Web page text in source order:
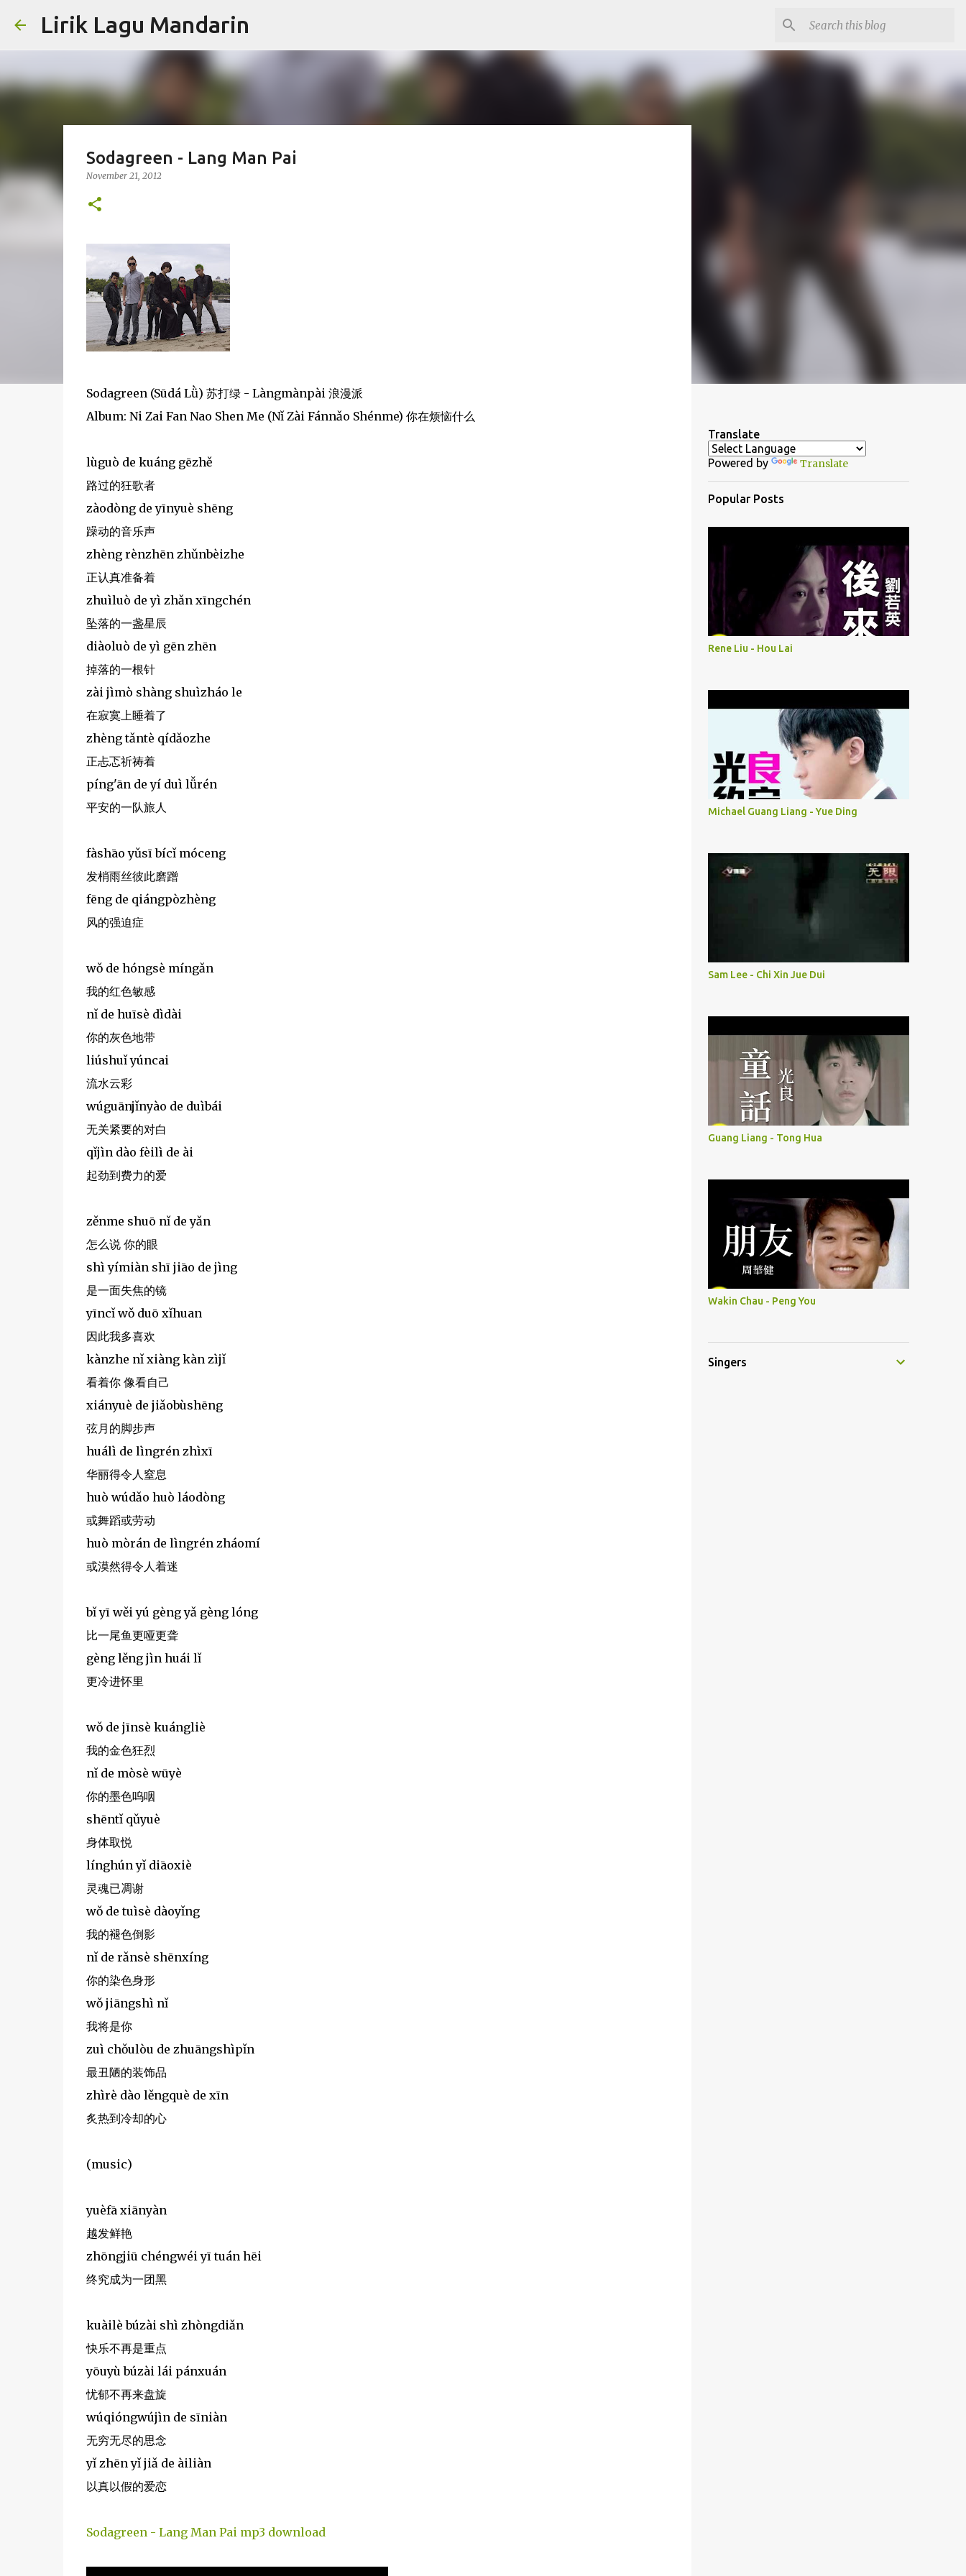
Lirik Lagu Mandarin
Sodagreen - Lang Man Pai
November 21, 2012
Sodagreen (Sūdá Lǜ) 苏打绿 - Làngmànpài 浪漫派
Album: Ni Zai Fan Nao Shen Me (Nǐ Zài Fánnǎo Shénme) 你在烦恼什么
lùguò de kuáng gēzhě
路过的狂歌者
zàodòng de yīnyuè shēng
躁动的音乐声
zhèng rènzhēn zhǔnbèizhe
正认真准备着
zhuìluò de yì zhǎn xīngchén
坠落的一盏星辰
diàoluò de yì gēn zhēn
掉落的一根针
zài jìmò shàng shuìzháo le
在寂寞上睡着了
zhèng tǎntè qídǎozhe
正忐忑祈祷着
píng'ān de yí duì lǚrén
平安的一队旅人
fàshāo yǔsī bícǐ móceng
发梢雨丝彼此磨蹭
fēng de qiángpòzhèng
风的强迫症
wǒ de hóngsè míngǎn
我的红色敏感
nǐ de huīsè dìdài
你的灰色地带
liúshuǐ yúncai
流水云彩
wúguānjǐnyào de duìbái
无关紧要的对白
qǐjìn dào fèilì de ài
起劲到费力的爱
zěnme shuō nǐ de yǎn
怎么说 你的眼
shì yímiàn shī jiāo de jìng
是一面失焦的镜
yīncǐ wǒ duō xǐhuan
因此我多喜欢
kànzhe nǐ xiàng kàn zìjǐ
看着你 像看自己
xiányuè de jiǎobùshēng
弦月的脚步声
huálì de lìngrén zhìxī
华丽得令人窒息
huò wúdǎo huò láodòng
或舞蹈或劳动
huò mòrán de lìngrén zháomí
或漠然得令人着迷
bǐ yī wěi yú gèng yǎ gèng lóng
比一尾鱼更哑更聋
gèng lěng jìn huái lǐ
更冷进怀里
wǒ de jīnsè kuángliè
我的金色狂烈
nǐ de mòsè wūyè
你的墨色呜咽
shēntǐ qǔyuè
身体取悦
línghún yǐ diāoxiè
灵魂已凋谢
wǒ de tuìsè dàoyǐng
我的褪色倒影
nǐ de rǎnsè shēnxíng
你的染色身形
wǒ jiāngshì nǐ
我将是你
zuì chǒulòu de zhuāngshìpǐn
最丑陋的装饰品
zhìrè dào lěngquè de xīn
炙热到冷却的心
(music)
yuèfā xiānyàn
越发鲜艳
zhōngjiū chéngwéi yī tuán hēi
终究成为一团黑
kuàilè búzài shì zhòngdiǎn
快乐不再是重点
yōuyù búzài lái pánxuán
忧郁不再来盘旋
wúqióngwújìn de sīniàn
无穷无尽的思念
yǐ zhēn yǐ jiǎ de àiliàn
以真以假的爱恋
Sodagreen - Lang Man Pai mp3 download
Translate
Powered by Translate
Popular Posts
Rene Liu - Hou Lai
Michael Guang Liang - Yue Ding
Sam Lee - Chi Xin Jue Dui
Guang Liang - Tong Hua
Wakin Chau - Peng You
Singers